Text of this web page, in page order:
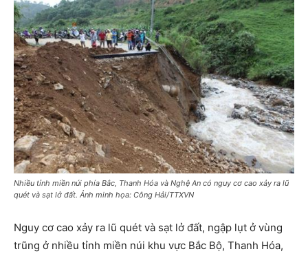
Nhiều tỉnh miền núi phía Bắc, Thanh Hóa và Nghệ An có nguy cơ cao xảy ra lũ
quét và sạt lở đất. Ảnh minh họa: Công Hải/TTXVN
Nguy cơ cao xảy ra lũ quét và sạt lở đất, ngập lụt ở vùng
trũng ở nhiều tỉnh miền núi khu vực Bắc Bộ, Thanh Hóa,